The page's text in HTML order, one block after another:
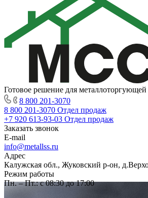
Готовое решение для
8 800 201-3070
8 800 201-3070 Отдел продаж
+7 920 613-93-03 Отдел продаж
Заказать звонок
E-mail
info@metallss.ru
Адрес
Калужская обл., Жуковский р-он,
Режим работы
Пн. – Пт.: с 08:30 до 17:00